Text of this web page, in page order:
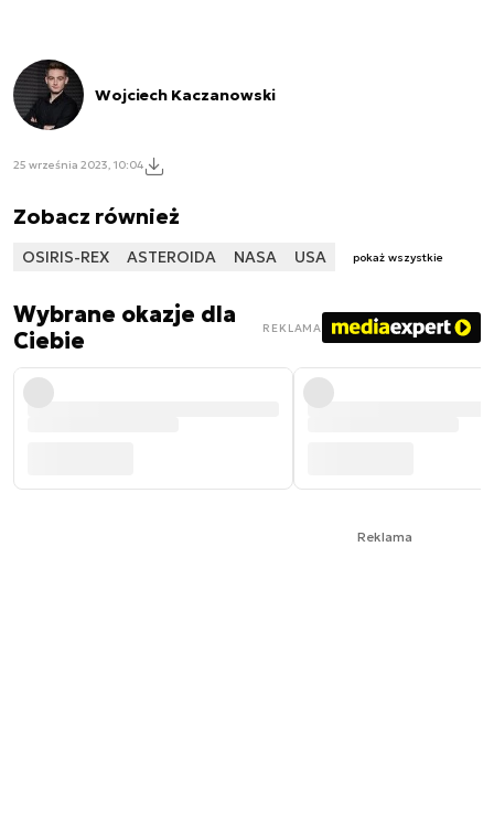
Wojciech Kaczanowski
25 września 2023, 10:04
Zobacz również
OSIRIS-REX ASTEROIDA NASA USA pokaż wszystkie
Wybrane okazje dla
Ciebie
REKLAMA
Reklama